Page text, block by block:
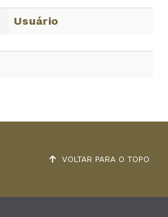
Usuário
VOLTAR PARA O TOPO